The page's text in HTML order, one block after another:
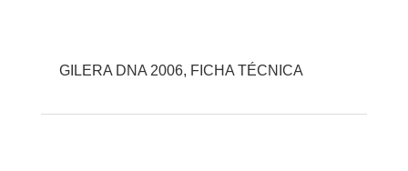
GILERA DNA 2006, FICHA TÉCNICA